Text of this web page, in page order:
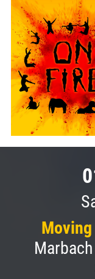
Moving